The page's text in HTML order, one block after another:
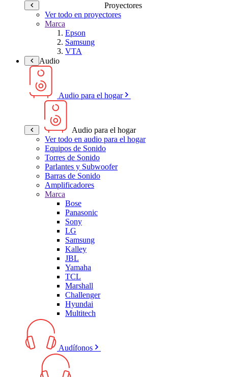
Proyectores
Ver todo en proyectores
Marca
Epson
Samsung
VTA
Audio
Audio para el hogar
Audio para el hogar
Ver todo en audio para el hogar
Equipos de Sonido
Torres de Sonido
Parlantes y Subwoofer
Barras de Sonido
Amplificadores
Marca
Bose
Panasonic
Sony
LG
Samsung
Kalley
JBL
Yamaha
TCL
Marshall
Challenger
Hyundai
Multitech
Audífonos